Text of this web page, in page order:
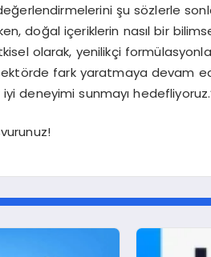
şu sözlerle
doğal içeriklerin nasıl bir
olarak, yenilikçi
fark yaratmaya devam
deneyimi sunmayı